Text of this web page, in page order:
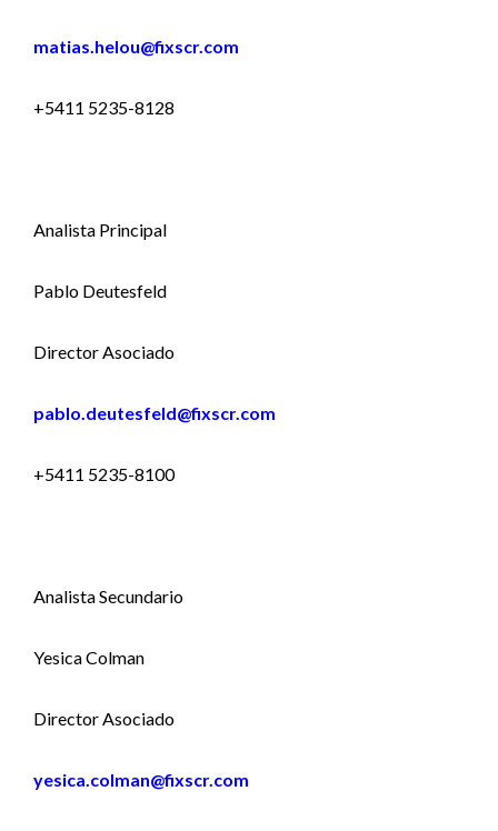
matias.helou@fixscr.com
+5411 5235-8128
Analista Principal
Pablo Deutesfeld
Director Asociado
pablo.deutesfeld@fixscr.com
+5411 5235-8100
Analista Secundario
Yesica Colman
Director Asociado
yesica.colman@fixscr.com